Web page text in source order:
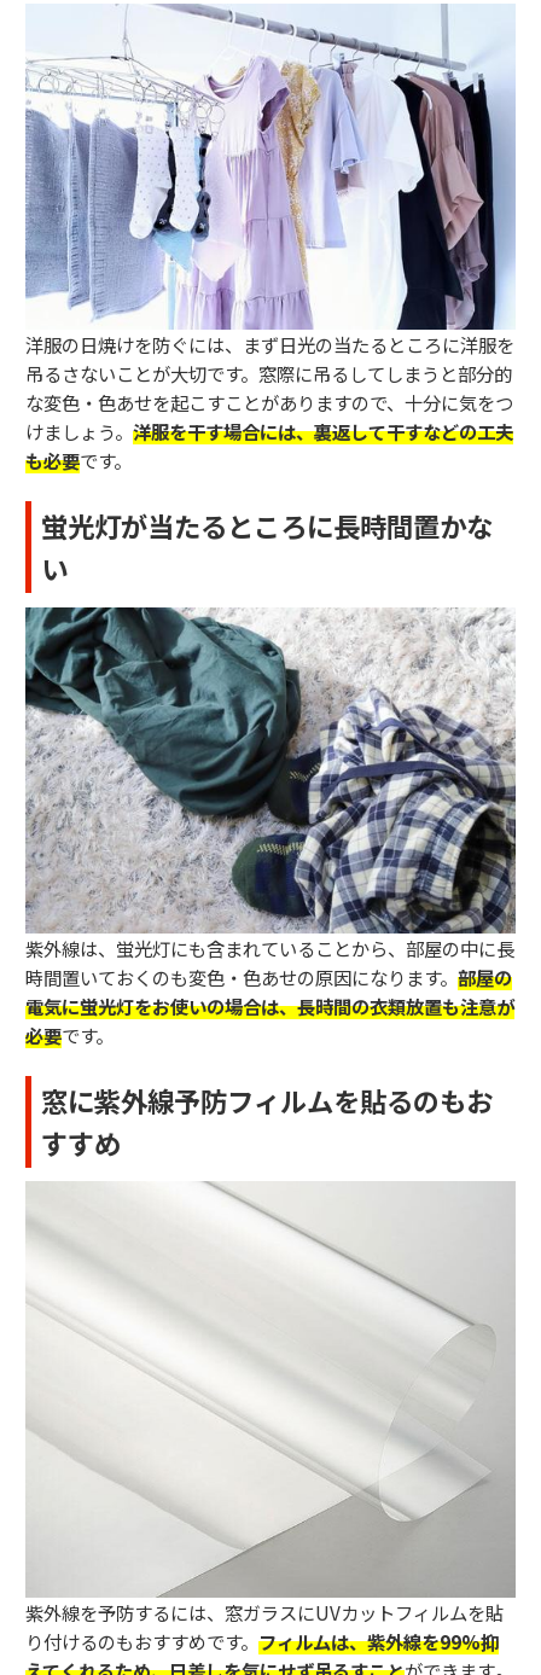
洋服の日焼けを防ぐには、まず日光の当たるところに洋服を
吊るさないことが大切です。窓際に吊るしてしまうと部分的
な変色・色あせを起こすことがありますので、十分に気をつ
けましょう。 洋服を干す場合には、裏返して干すなどの工夫
も必要です。
蛍光灯が当たるところに長時間置かな
い
紫外線は、蛍光灯にも含まれていることから、部屋の中に長
時間置いておくのも変色・色あせの原因になります。 部屋の
電気に蛍光灯をお使いの場合は、長時間の衣類放置も注意が
必要です。
窓に紫外線予防フィルムを貼るのもお
すすめ
紫外線を予防するには、窓ガラスにUVカットフィルムを貼
り付けるのもおすすめです。 フィルムは、紫外線を99%抑